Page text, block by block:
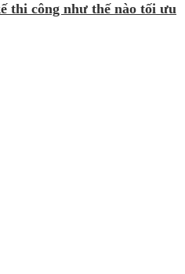
thi công như thế nào tối ưu